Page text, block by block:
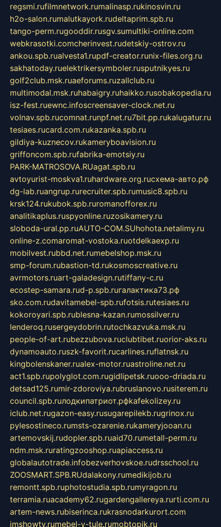
regsmi.rufilmnetwork.rumalinasp.rukinosvin.ru
h2o-salon.rumalutkayork.rudeltaprim.spb.ru
tango-perm.rugooddir.rusgv.sumultiki-online.com
webkrasotki.comcherinvest.rudetskiy-ostrov.ru
ankou.spb.rualvesta1.rupdf-creator.runix-files.org.ru
sakhatoday.ruelektrikersymboler.rusputnikyes.ru
golf2club.msk.ruaeforums.ruzallclub.ru
multimodal.msk.ruhabaigry.ruhaikko.rusobakopedia.ru
isz-fest.ruewnc.infoscreensaver-clock.net.ru
volnav.spb.rucomnat.runpf.net.ru7bit.pp.rukalugatur.ru
tesiaes.rucard.com.rukazanka.spb.ru
gildiya-kuznecov.rukameryboavision.ru
griffoncom.spb.rufabrika-emotsiy.ru
PARK-MATROSOVA.RUagat.spb.ru
avtoyurist-moskva1.ruhardware.org.ruсхема-авто.рф
dg-lab.ruangrup.rurecruiter.spb.rumusic8.spb.ru
krsk124.rukubok.spb.ruromanofforex.ru
analitikaplus.ruspyonline.ruzosikamery.ru
sloboda-ural.pp.ruAUTO-COM.SUhohota.netalimy.ru
online-z.comaromat-vostoka.ruotdelkaexp.ru
mobilvest.rubbd.net.rumebelshop.msk.ru
smp-forum.rubastion-td.rukosmoscreative.ru
avrmotors.ruart-galadesign.rutiffany-c.ru
ecostep-samara.rud-p.spb.ruгалактика73.рф
sko.com.rudavitamebel-spb.rufotsis.rutesiaes.ru
kokoroyari.spb.rublesna-kazan.rumossilver.ru
lenderoq.rusergeydobrin.rutochkazvuka.msk.ru
people-of-art.rubezzubova.ruclubtibet.ruorior-aks.ru
dynamoauto.ruszk-favorit.rucarlines.ruflatnsk.ru
kingbolenskaner.rualex-motor.ruastroline.net.ru
act1.spb.rupolyglot.com.rugidlipetsk.ruooo-driada.ru
detsad125.rumir-zdoroviya.rubruslanovo.rusiterem.ru
council.spb.ruлодкипатриот.рфkafekolizey.ru
iclub.net.rugazon-easy.rusugarepilekb.rugrinox.ru
pylesostineco.rumsts-ozarenie.rukameryjooan.ru
artemovskij.rudopler.spb.ruaid70.rumetall-perm.ru
ndm.msk.ruratingzooshop.ruapiaccess.ru
globalautotrade.infobezverhovskoe.rudrsschool.ru
ZOOSMART.SPB.RUdalakony.rumedikijob.ru
remontt.spb.ruphotostudia.spb.rumyragon.ru
terramia.ruacademy62.rugardengallereya.rurti.com.ru
artem-news.rubiserinca.rukrasnodarkurort.com
imshowtv.rumebel-v-tule.rumobtopik.ru